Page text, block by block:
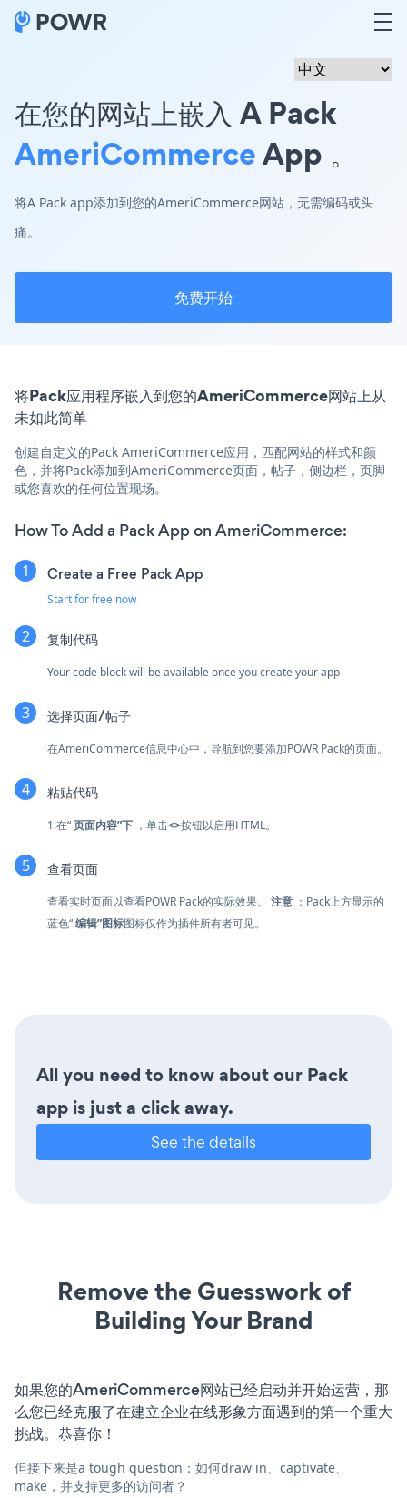
在您的网站上嵌入 A Pack
AmeriCommerceApp 。
将A Pack app添加到您的AmeriCommerce网站，无需编码或头
痛。
免费开始
将Pack应用程序嵌入到您的AmeriCommerce网站上从
未如此简单
创建自定义的Pack AmeriCommerce应用，匹配网站的样式和颜
色，并将Pack添加到AmeriCommerce页面，帖子，侧边栏，页脚
或您喜欢的任何位置现场。
How To Add a Pack App on AmeriCommerce:
Create a Free Pack App
Start for free now
复制代码
Your code block will be available once you create your app
选择页面/帖子
在AmeriCommerce信息中心中，导航到您要添加POWR Pack的页面。
粘贴代码
1.在“页面内容”下 ，单击<>按钮以启用HTML。
查看页面
查看实时页面以查看POWR Pack的实际效果。 注意 ：Pack上方显示的
蓝色“编辑”图标图标仅作为插件所有者可见。
All you need to know about our Pack
app is just a click away.
See the details
Remove the Guesswork of
Building Your Brand
如果您的AmeriCommerce网站已经启动并开始运营，那
么您已经克服了在建立企业在线形象方面遇到的第一个重大
挑战。恭喜你！
但接下来是a tough question：如何draw in、captivate、
make，并支持更多的访问者？